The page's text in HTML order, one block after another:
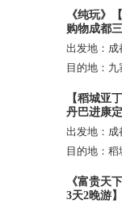
《纯玩》
购物成都
出发地：成
目的地：九
【稻城亚
丹巴进康
出发地：成
目的地：稻
《富贵天
3天2晚游